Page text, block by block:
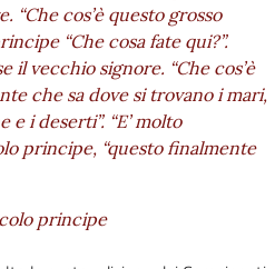
“Che cos’è questo grosso
“Che cosa fate qui?”.
il vecchio signore. “Che cos’è
che sa dove si trovano i mari,
i deserti”. “E’ molto
principe, “questo finalmente
principe